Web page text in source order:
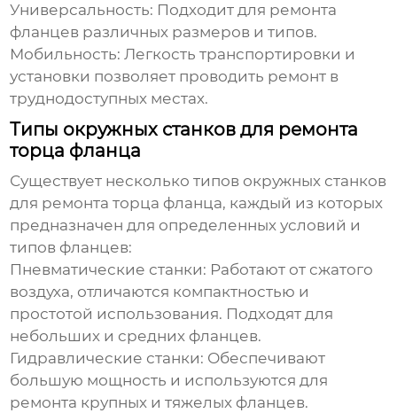
Универсальность: Подходит для ремонта
фланцев различных размеров и типов.
Мобильность: Легкость транспортировки и
установки позволяет проводить ремонт в
труднодоступных местах.
Типы окружных станков для ремонта
торца фланца
Существует несколько типов окружных станков
для ремонта торца фланца, каждый из которых
предназначен для определенных условий и
типов фланцев:
Пневматические станки: Работают от сжатого
воздуха, отличаются компактностью и
простотой использования. Подходят для
небольших и средних фланцев.
Гидравлические станки: Обеспечивают
большую мощность и используются для
ремонта крупных и тяжелых фланцев.